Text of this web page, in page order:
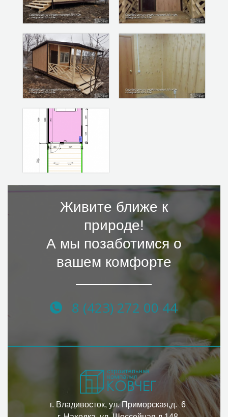
Живите ближе к
природе!
А мы позаботимся о
вашем комфорте
8 (423) 272 00 44
г. Владивосток, ул. Приморская,д. 6